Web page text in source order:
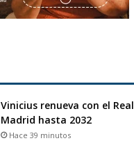
Vinicius renueva con el Real
Madrid hasta 2032
Hace 39 minutos